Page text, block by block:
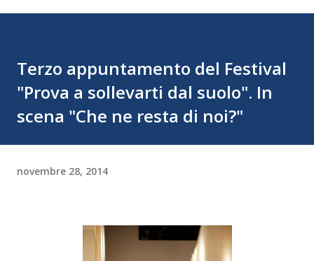
Terzo appuntamento del Festival
"Prova a sollevarti dal suolo". In
scena "Che ne resta di noi?"
novembre 28, 2014